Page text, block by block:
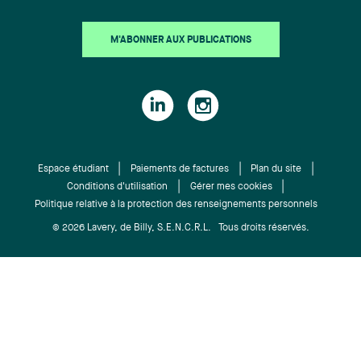
par sa Maîtrise en droit transnational, et son
stage aux Nations-Unies au sein du Haut
Commissariat des Nations Unies pour les réfugiés
constituent une autre importante initiative de
l’ASFC visant la libération de M. Badawi. Pour
Mellouli, Awatif Lakhdar et Julia Poulin.
M'ABONNER AUX PUBLICATIONS
Espace étudiant Paiements de factures
Plan du site
Conditions d'utilisation
Gérer mes cookies
Politique relative à la protection des renseignements personnels
© 2026 Lavery, de Billy, S.E.N.C.R.L. Tous droits réservés.